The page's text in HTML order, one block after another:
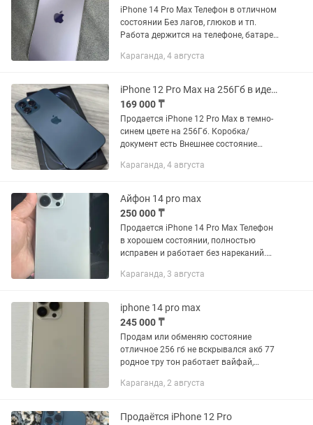
iPhone 14 Pro Max Телефон в отличном
состоянии Без лагов, глюков и тп.
Работа держится на телефоне, батарея
и дисплей Проблем с этим никаких нет
Караганда, 4 августа
iPhone 12 Pro Max на 256Гб в идеале.
169 000 ₸
Продается iPhone 12 Pro Max в темно-
синем цвете на 256Гб. Коробка/
документ есть Внешнее состояние
ремонте никогда не был, не
Караганда, 4 августа
Айфон 14 pro max
250 000 ₸
Продается iPhone 14 Pro Max Телефон
в хорошем состоянии, полностью
исправен и работает без нареканий.
iPhone 17, поэтому этот телефон
Караганда, 3 августа
iphone 14 pro max
245 000 ₸
Продам или обменяю состояние
отличное 256 гб не вскрывался акб 77
родное тру тон работает вайфай,
минусов не работает фейс айди после
Караганда, 2 августа
Продаётся iPhone 12 Pro